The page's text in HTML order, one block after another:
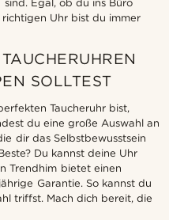
Egal, ob du ins Büro
Uhr bist du immer
SOLLTEST
Taucheruhr bist,
du eine große Auswahl an
dir das Selbstbewusstsein
Du kannst deine Uhr
Trendhim bietet einen
Garantie. So kannst du
triffst. Mach dich bereit, die